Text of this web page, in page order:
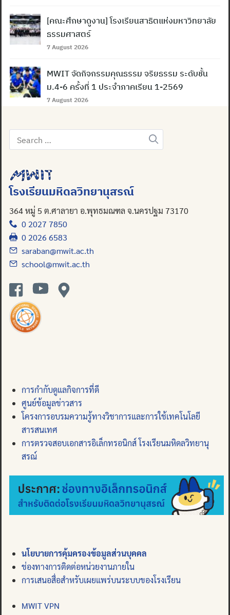
Search
for:
[คณะศึกษาดูงาน] โรงเรียนสาธิตแห่งมหาวิทยาลัย
ธรรมศาสตร์
7 August 2026
MWIT จัดกิจกรรมคุณธรรม จริยธรรม ระดับชั้น
ม.4-6 ครั้งที่ 1 ประจำภาคเรียน 1-2569
7 August 2026
Search
for:
โรงเรียนมหิดลวิทยานุสรณ์
364 หมู่ 5 ต.ศาลายา อ.พุทธมณฑล จ.นครปฐม 73170
0 2027 7850
0 2026 6583
saraban@mwit.ac.th
school@mwit.ac.th
การกำกับดูแลกิจการที่ดี
ศูนย์ข้อมูลข่าวสาร
โครงการอบรมความรู้ทางวิชาการและการใช้เทคโนโลยี
สารสนเทศ
การตรวจสอบเอกสารอิเล็กทรอนิกส์ โรงเรียนมหิดลวิทยานุ
สรณ์
นโยบายการคุ้มครองข้อมูลส่วนบุคคล
ช่องทางการติดต่อหน่วยงานภายใน
การเสนอสื่อสำหรับเผยแพร่บนระบบของโรงเรียน
MWIT VPN